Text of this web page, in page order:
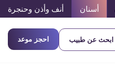
أسنان أنف وأذن وحنجرة
ابحث عن طبيب احجز موعد